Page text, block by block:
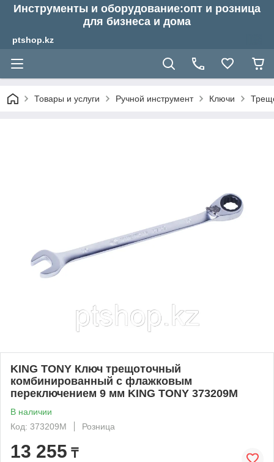
Инструменты и оборудование:опт и розница
для бизнеса и дома
ptshop.kz
Товары и услуги Ручной инструмент Ключи
KING TONY Ключ трещоточный
комбинированный с флажковым
переключением 9 мм KING TONY 373209M
В наличии
Код: 373209M
Розница
13 255 ₸